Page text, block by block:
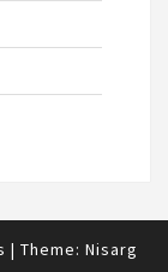
| Theme: Nisarg